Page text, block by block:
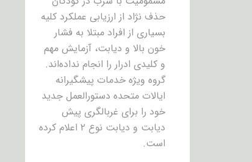
حذف نژاد از ارزیابی عملکرد کلیه
بسیاری از افراد مبتلا به فشار
خون بالا و دیابت، آزمایش مهم
و کلیدی ادرار را انجام نداده‌اند.
گروه ویژه خدمات پیشگیرانه
ایالات متحده دستورالعمل جدید
خود را برای غربالگری پیش
دیابت و دیابت نوع ۲ اعلام کرده
است.